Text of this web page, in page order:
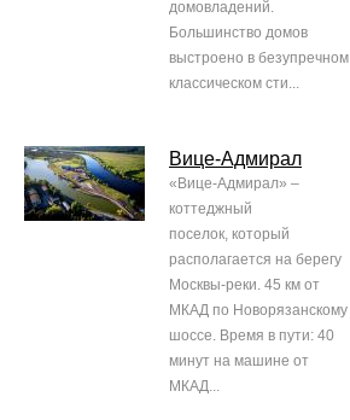
домовладений.
Большинство домов
выстроено в безупречном
классическом сти...
Вице-Адмирал
«Вице-Адмирал» –
коттеджный
поселок, который
располагается на берегу
Москвы-реки. 45 км от
МКАД по Новорязанскому
шоссе. Время в пути: 40
минут на машине от
МКАД...